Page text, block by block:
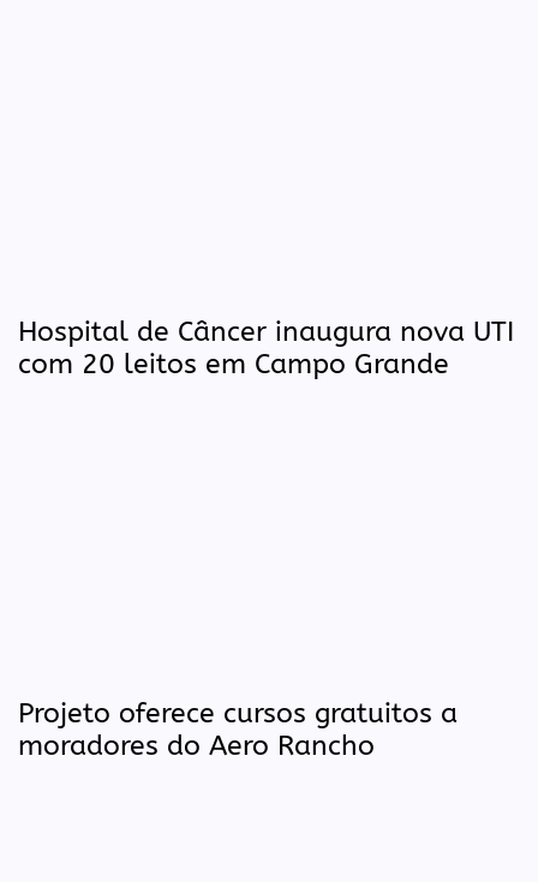
Hospital de Câncer inaugura nova UTI
com 20 leitos em Campo Grande
Projeto oferece cursos gratuitos a
moradores do Aero Rancho